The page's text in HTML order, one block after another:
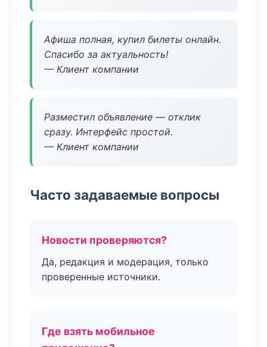
Афиша полная, купил билеты онлайн.
Спасибо за актуальность!
— Клиент компании
Разместил объявление — отклик
сразу. Интерфейс простой.
— Клиент компании
Часто задаваемые вопросы
Новости проверяются?
Да, редакция и модерация, только
проверенные источники.
Где взять мобильное